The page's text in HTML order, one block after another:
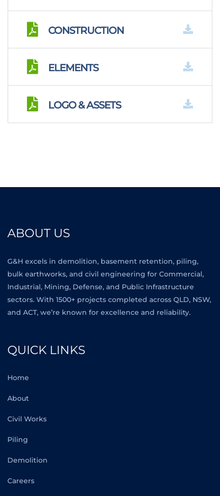
CONSTRUCTION
ELEMENTS
LOGO & ASSETS
ABOUT US
G&H excels in demolition, basement retention, piling,
bulk earthworks, and civil engineering for Commercial,
Industrial, Mining, Defense, and Public Infrastructure
sectors. With 1500+ projects completed across QLD, NSW,
and ACT, we’re known for excellence and reliability.
QUICK LINKS
Home
About
Civil Works
Piling
Demolition
Careers